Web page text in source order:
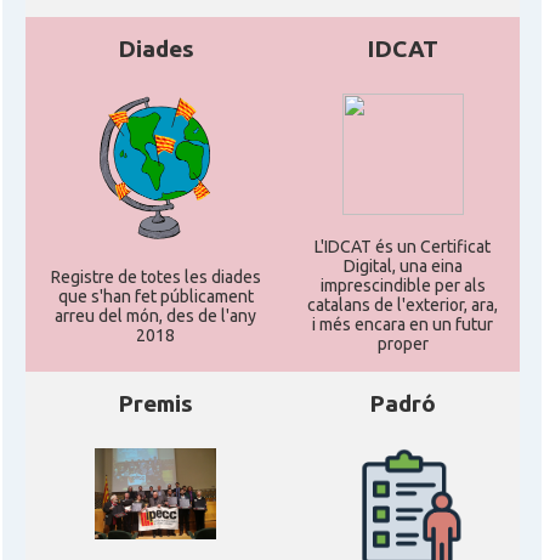
Diades
Registre de totes les diades
que s'han fet públicament
arreu del món, des de l'any
2018
IDCAT
L'IDCAT és un Certificat
Digital, una eina
imprescindible per als
catalans de l'exterior, ara,
i més encara en un futur
proper
Premis Padró